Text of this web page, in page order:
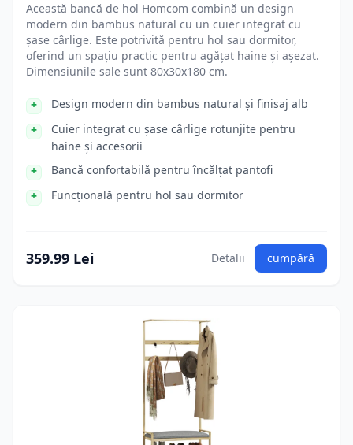
Această bancă de hol Homcom combină un design
modern din bambus natural cu un cuier integrat cu
șase cârlige. Este potrivită pentru hol sau dormitor,
oferind un spațiu practic pentru agățat haine și așezat.
Dimensiunile sale sunt 80x30x180 cm.
Design modern din bambus natural și finisaj alb
Cuier integrat cu șase cârlige rotunjite pentru
haine și accesorii
Bancă confortabilă pentru încălțat pantofi
Funcțională pentru hol sau dormitor
359.99 Lei Detalii cumpără